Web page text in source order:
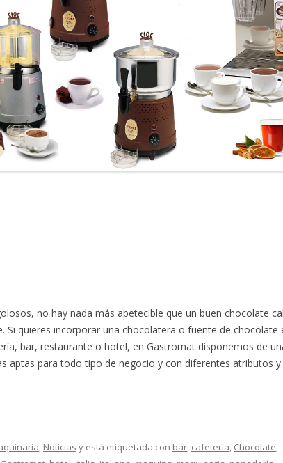
no hay nada más apetecible que un buen chocolate
Si quieres incorporar una chocolatera o fuente de chocolate
bar, restaurante o hotel, en Gastromat disponemos de
aptas para todo tipo de negocio y con diferentes atributos y
, Noticias y está etiquetada con bar, cafetería, Chocolate,